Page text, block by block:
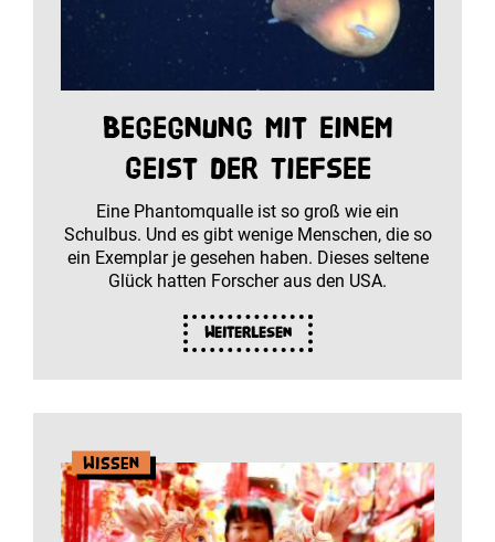
Begegnung mit einem
Geist der Tiefsee
Eine Phantomqualle ist so groß wie ein
Schulbus. Und es gibt wenige Menschen, die so
ein Exemplar je gesehen haben. Dieses seltene
Glück hatten Forscher aus den USA.
Weiterlesen
Wissen